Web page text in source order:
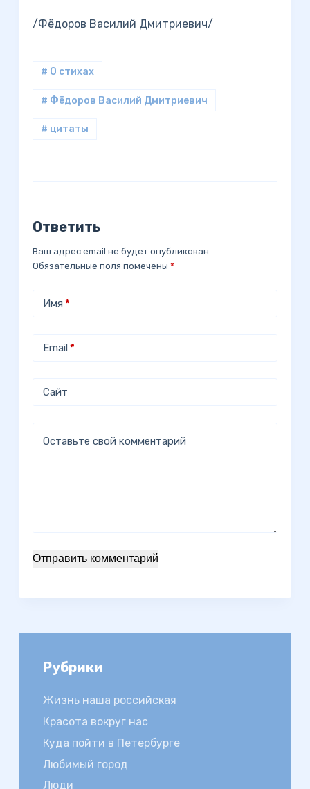
/Фёдоров Василий Дмитриевич/
# О стихах
# Фёдоров Василий Дмитриевич
# цитаты
Ответить
Ваш адрес email не будет опубликован.
Обязательные поля помечены *
Имя *
Email*
Сайт
Оставьте свой комментарий
Отправить комментарий
Рубрики
Жизнь наша российская
Красота вокруг нас
Куда пойти в Петербурге
Любимый город
Люди